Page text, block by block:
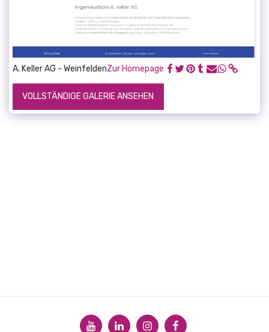
A. Keller AG - WeinfeldenZur Homepage
VOLLSTÄNDIGE GALERIE ANSEHEN